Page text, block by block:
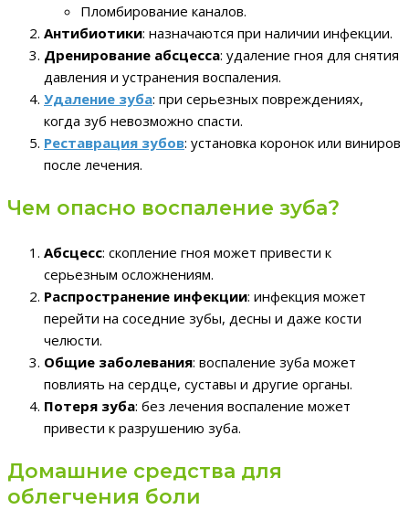
Пломбирование каналов.
Антибиотики: назначаются при наличии инфекции.
Дренирование абсцесса: удаление гноя для снятия
давления и устранения воспаления.
Удаление зуба: при серьезных повреждениях,
когда зуб невозможно спасти.
Реставрация зубов: установка коронок или виниров
после лечения.
Чем опасно воспаление зуба?
Абсцесс: скопление гноя может привести к
серьезным осложнениям.
Распространение инфекции: инфекция может
перейти на соседние зубы, десны и даже кости
челюсти.
Общие заболевания: воспаление зуба может
повлиять на сердце, суставы и другие органы.
Потеря зуба: без лечения воспаление может
привести к разрушению зуба.
Домашние средства для
облегчения боли